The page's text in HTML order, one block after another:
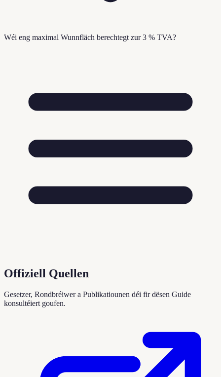
Wéi eng maximal Wunnfläch berechtegt zur 3 % TVA?
Offiziell Quellen
Gesetzer, Rondbréiwer a Publikatiounen déi fir dësen Guide
konsultéiert goufen.